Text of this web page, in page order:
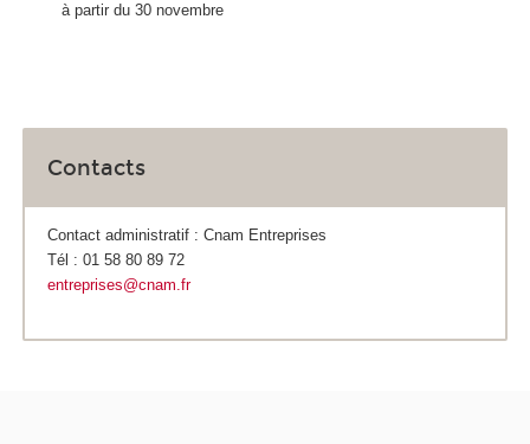
à partir du 30 novembre
Contacts
Contact administratif : Cnam Entreprises
Tél : 01 58 80 89 72
entreprises@cnam.fr